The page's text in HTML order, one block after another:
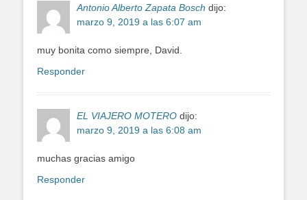
Antonio Alberto Zapata Bosch dijo:
marzo 9, 2019 a las 6:07 am
muy bonita como siempre, David.
Responder
EL VIAJERO MOTERO dijo:
marzo 9, 2019 a las 6:08 am
muchas gracias amigo
Responder